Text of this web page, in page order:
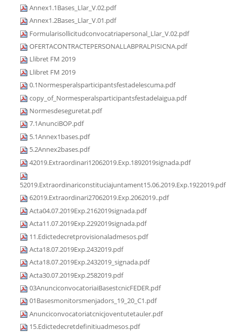
Annex1.1Bases_Llar_V.02.pdf
Annex1.2Bases_Llar_V.01.pdf
Formularisollicitudconvocatriapersonal_Llar_V.02.pdf
OFERTACONTRACTEPERSONALLABPRALPISICNA.pdf
Llibret FM 2019
Llibret FM 2019
0.1Normesperalsparticipantsfestadelescuma.pdf
copy_of_Normesperalsparticipantsfestadelaigua.pdf
Normesdeseguretat.pdf
7.1AnunciBOP.pdf
5.1Annex1bases.pdf
5.2Annex2bases.pdf
42019.Extraordinari12062019.Exp.1892019signada.pdf
52019.Extraordinariconstituciajuntament15.06.2019.Exp.1922019.pdf
62019.Extraordinari27062019.Exp.2062019..pdf
Acta04.07.2019Exp.2162019signada.pdf
Acta11.07.2019Exp.2292019signada.pdf
11.Edictedecretprovisionaladmesos.pdf
Acta18.07.2019Exp.2432019.pdf
Acta18.07.2019Exp.2432019_signada.pdf
Acta30.07.2019Exp.2582019.pdf
03AnunciconvocatoriaiBasestcnicFEDER.pdf
01Basesmonitorsmenjadors_19_20_C1.pdf
Anunciconvocatoriatcnicjoventutetauler.pdf
15.Edictedecretdefinitiuadmesos.pdf